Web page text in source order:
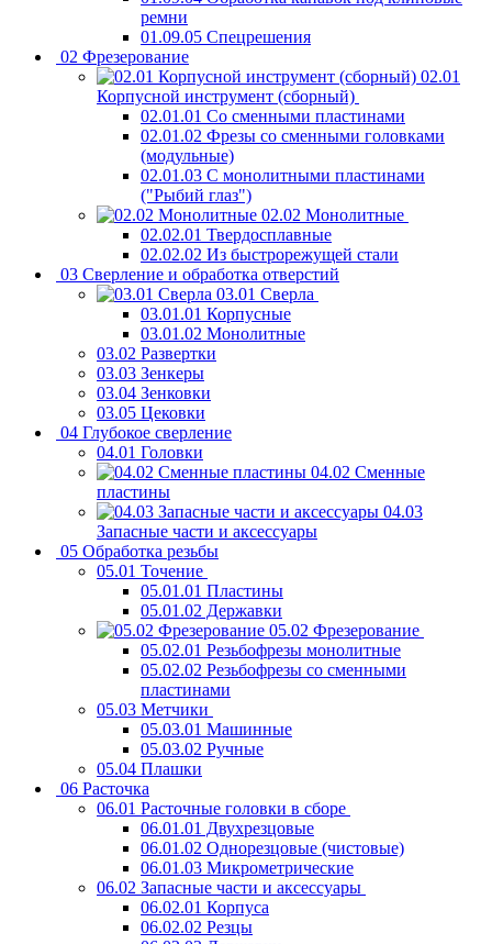
ремни
01.09.05 Спецрешения
02 Фрезерование
02.01
Корпусной инструмент (сборный)
02.01.01 Со сменными пластинами
02.01.02 Фрезы со сменными головками
(модульные)
02.01.03 С монолитными пластинами
("Рыбий глаз")
02.02 Монолитные
02.02.01 Твердосплавные
02.02.02 Из быстрорежущей стали
03 Сверление и обработка отверстий
03.01 Сверла
03.01.01 Корпусные
03.01.02 Монолитные
03.02 Развертки
03.03 Зенкеры
03.04 Зенковки
03.05 Цековки
04 Глубокое сверление
04.01 Головки
04.02 Сменные
пластины
04.03
Запасные части и аксессуары
05 Обработка резьбы
05.01 Точение
05.01.01 Пластины
05.01.02 Державки
05.02 Фрезерование
05.02.01 Резьбофрезы монолитные
05.02.02 Резьбофрезы со сменными
пластинами
05.03 Метчики
05.03.01 Машинные
05.03.02 Ручные
05.04 Плашки
06 Расточка
06.01 Расточные головки в сборе
06.01.01 Двухрезцовые
06.01.02 Однорезцовые (чистовые)
06.01.03 Микрометрические
06.02 Запасные части и аксессуары
06.02.01 Корпуса
06.02.02 Резцы